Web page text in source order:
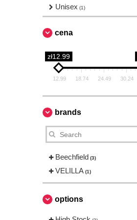
Unisex (1)
cena
zł12.99
12.99 18.74 24.49 30.24
brands
Beechfield (3)
VELILLA (1)
options